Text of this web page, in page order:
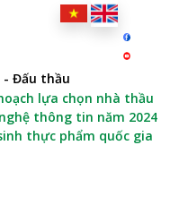
- Đấu thầu
lựa chọn nhà thầu
thông tin năm 2024
thực phẩm quốc gia